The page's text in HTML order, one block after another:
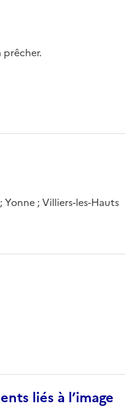
; Villiers-les-Hauts
liés à l’image